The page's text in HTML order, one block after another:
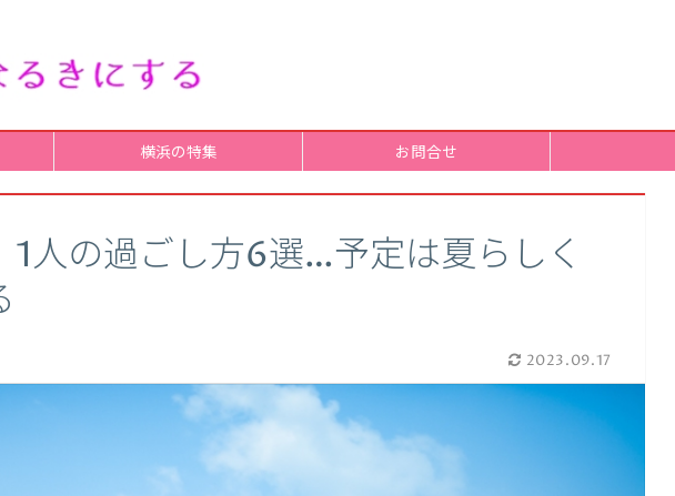
横浜の特集 お問合せ
1人の過ごし方6選…予定は夏らしく
2023.09.17